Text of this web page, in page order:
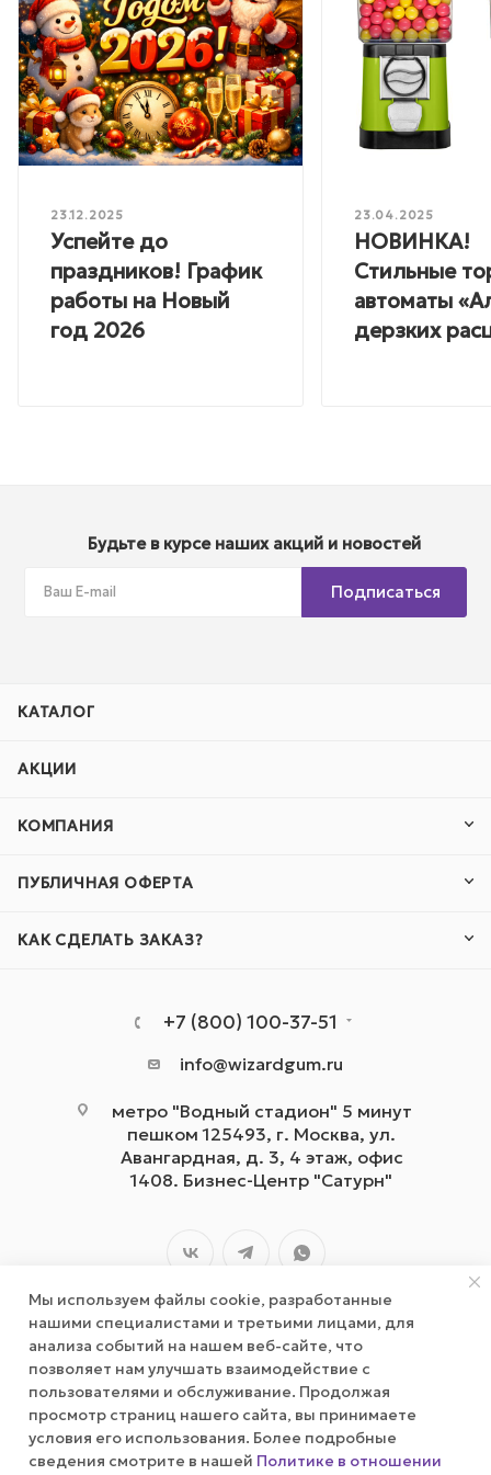
23.12.2025
Успейте до
праздников! График
работы на Новый
год 2026
23.04.2025
НОВИНКА!
Стильные
автоматы
дерзких
Будьте в курсе наших акций и новостей
Подписаться
КАТАЛОГ
АКЦИИ
КОМПАНИЯ
ПУБЛИЧНАЯ ОФЕРТА
КАК СДЕЛАТЬ ЗАКАЗ?
+7 (800) 100-37-51
info@wizardgum.ru
метро "Водный стадион" 5 минут
пешком 125493, г. Москва, ул.
Авангардная, д. 3, 4 этаж, офис
1408. Бизнес-Центр "Сатурн"
2026 © wizardgum.ru, 2021
Мы используем файлы cookie, разработанные
нашими специалистами и третьими лицами, для
анализа событий на нашем веб-сайте, что
позволяет нам улучшать взаимодействие с
пользователями и обслуживание. Продолжая
просмотр страниц нашего сайта, вы принимаете
условия его использования. Более подробные
сведения смотрите в нашей Политике в отношении